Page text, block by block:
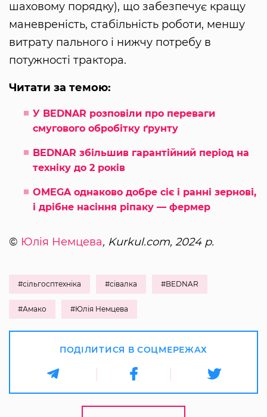
шаховому порядку), що забезпечує кращу
маневреність, стабільність роботи, меншу
витрату пального і нижчу потребу в
потужності трактора.
Читати за темою:
У BEDNAR розповіли про переваги
смугового обробітку ґрунту
BEDNAR збільшив гарантійний період на
техніку до 2 років
OMEGA однаково добре сіє і ранні зернові,
і дрібне насіння ріпаку — фермер
© Юлія Немцева, Kurkul.com, 2024 р.
#сільгосптехніка #сівалка #BEDNAR
#Амако #Юлія Немцева
ПОДІЛИТИСЯ В СОЦМЕРЕЖАХ